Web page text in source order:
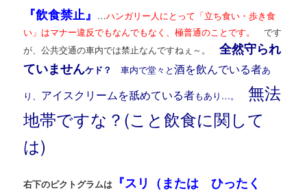
『飲食禁止』 …ハンガリー人にとって「立ち食い・歩き食
い」はマナー違反でもなんでもなく、極普通のことです。
です
が、公共交通の車内では禁止なんですねぇ～。全然守られ
ていませんケド？ 車内で堂々と酒を飲んでいる者あ
り、 アイスクリームを舐めている者もあり…。無法
地帯ですな？(こと飲食に関して
は)
右下のピクトグラムは 『スリ（または ひったく